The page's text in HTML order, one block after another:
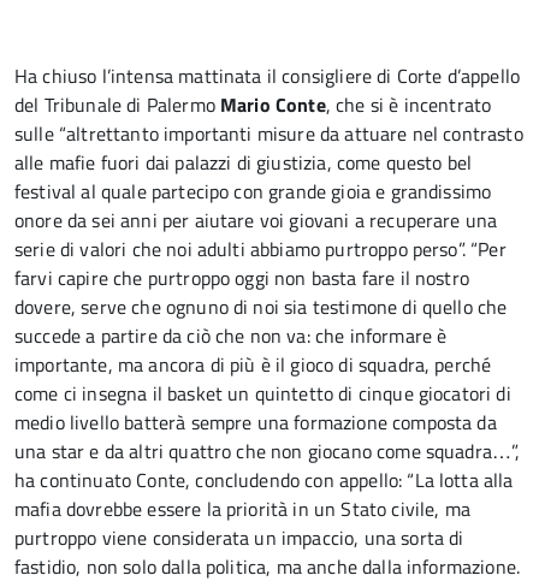
Ha chiuso l’intensa mattinata il consigliere di Corte d’appello
del Tribunale di Palermo Mario Conte, che si è incentrato
sulle “altrettanto importanti misure da attuare nel contrasto
alle mafie fuori dai palazzi di giustizia, come questo bel
festival al quale partecipo con grande gioia e grandissimo
onore da sei anni per aiutare voi giovani a recuperare una
serie di valori che noi adulti abbiamo purtroppo perso”. “Per
farvi capire che purtroppo oggi non basta fare il nostro
dovere, serve che ognuno di noi sia testimone di quello che
succede a partire da ciò che non va: che informare è
importante, ma ancora di più è il gioco di squadra, perché
come ci insegna il basket un quintetto di cinque giocatori di
medio livello batterà sempre una formazione composta da
una star e da altri quattro che non giocano come squadra…”,
ha continuato Conte, concludendo con appello: “La lotta alla
mafia dovrebbe essere la priorità in un Stato civile, ma
purtroppo viene considerata un impaccio, una sorta di
fastidio, non solo dalla politica, ma anche dalla informazione.